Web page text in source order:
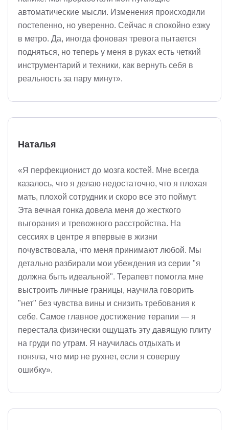
автоматические мысли. Изменения происходили
постепенно, но уверенно. Сейчас я спокойно езжу
в метро. Да, иногда фоновая тревога пытается
подняться, но теперь у меня в руках есть четкий
инструментарий и техники, как вернуть себя в
реальность за пару минут».
Наталья
«Я перфекционист до мозга костей. Мне всегда
казалось, что я делаю недостаточно, что я плохая
мать, плохой сотрудник и скоро все это поймут.
Эта вечная гонка довела меня до жесткого
выгорания и тревожного расстройства. На
сессиях в центре я впервые в жизни
почувствовала, что меня принимают любой. Мы
детально разбирали мои убеждения из серии "я
должна быть идеальной". Терапевт помогла мне
выстроить личные границы, научила говорить
"нет" без чувства вины и снизить требования к
себе. Самое главное достижение терапии — я
перестала физически ощущать эту давящую плиту
на груди по утрам. Я научилась отдыхать и
поняла, что мир не рухнет, если я совершу
ошибку».